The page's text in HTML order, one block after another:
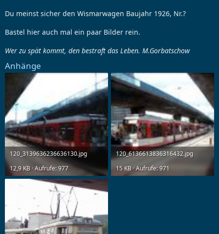
Du meinst sicher den Wismarwagen Baujahr 1926, Nr.?
Bastel hier auch mal ein paar Bilder rein.
Wer zu spät kommt, den bestraft das Leben. M.Gorbatschow
Anhänge
120_3139636236636130.jpg
12,9 KB · Aufrufe: 977
120_6136613836316432.jpg
15 KB · Aufrufe: 971